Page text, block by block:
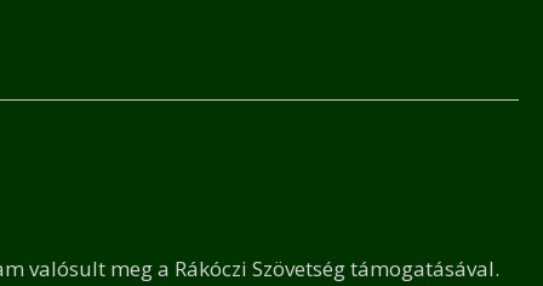
valósult meg a Rákóczi Szövetség támogatásával.